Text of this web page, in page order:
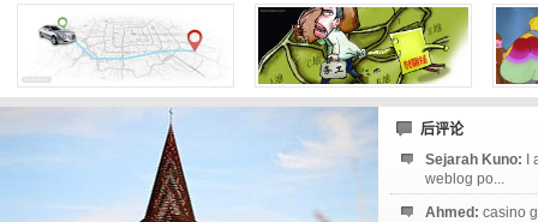
后评论
Sejarah Kuno:
weblog po...
Ahmed: casino